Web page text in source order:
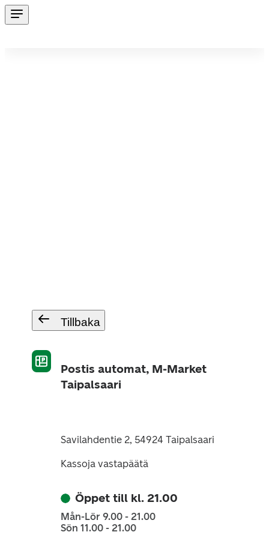
Tillbaka
Postis automat, M-Market
Taipalsaari
Savilahdentie 2, 54924 Taipalsaari
Kassoja vastapäätä
Öppet till kl. 21.00
Mån-Lör 9.00 - 21.00
Sön 11.00 - 21.00